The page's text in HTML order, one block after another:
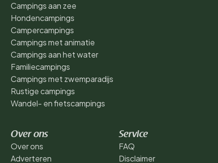
Campings aan zee
Hondencampings
Campercampings
Campings met animatie
Campings aan het water
Familiecampings
Campings met zwemparadijs
Rustige campings
Wandel- en fietscampings
Over ons
Over ons
Adverteren
Service
FAQ
Disclaimer